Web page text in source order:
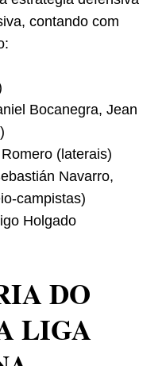
contando com
Bocanegra, Jean
(laterais)
Navarro,
campistas)
Holgado
DO
LIGA